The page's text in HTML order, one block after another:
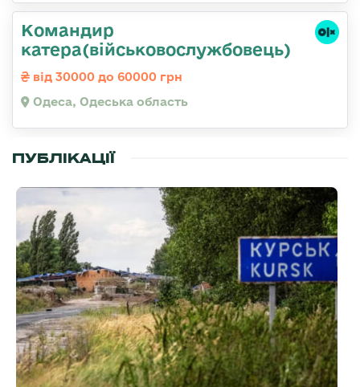
Командир
катера(військовослужбовець)
від 30000 до 60000 грн
Одеса, Одеська область
ПУБЛІКАЦІЇ